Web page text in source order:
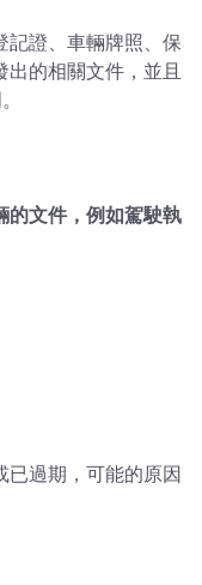
記證、車輛牌照、保
出的相關文件，並且
的文件，例如駕駛執
已過期，可能的原因